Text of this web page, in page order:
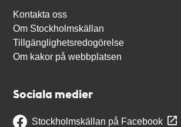
Kontakta oss
Om Stockholmskällan
Tillgänglighetsredogörelse
Om kakor på webbplatsen
Sociala medier
Stockholmskällan på Facebook